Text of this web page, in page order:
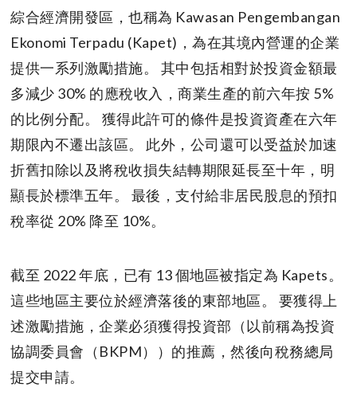
綜合經濟開發區，也稱為 Kawasan Pengembangan
Ekonomi Terpadu (Kapet)，為在其境內營運的企業
提供一系列激勵措施。 其中包括相對於投資金額最
多減少 30% 的應稅收入，商業生產的前六年按 5%
的比例分配。 獲得此許可的條件是投資資產在六年
期限內不遷出該區。 此外，公司還可以受益於加速
折舊扣除以及將稅收損失結轉期限延長至十年，明
顯長於標準五年。 最後，支付給非居民股息的預扣
稅率從 20% 降至 10%。
截至 2022 年底，已有 13 個地區被指定為 Kapets。
這些地區主要位於經濟落後的東部地區。 要獲得上
述激勵措施，企業必須獲得投資部（以前稱為投資
協調委員會（BKPM））的推薦，然後向稅務總局
提交申請。